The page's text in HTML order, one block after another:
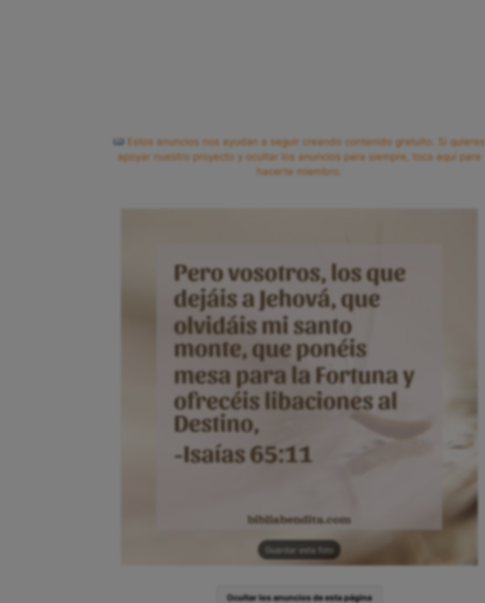
Estos anuncios nos ayudan a seguir creando contenido gratuito. Si quieres
apoyar nuestro proyecto y ocultar los anuncios para siempre, toca aquí para
hacerte miembro.
Guardar esta foto
Ocultar los anuncios de esta página